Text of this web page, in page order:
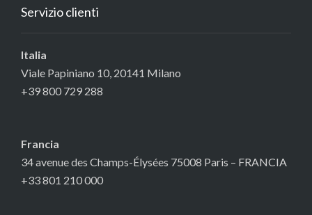
Servizio clienti
Italia
Viale Papiniano 10, 20141 Milano
+39 800 729 288
Francia
34 avenue des Champs-Élysées 75008 Paris – FRANCIA
+33 801 210 000